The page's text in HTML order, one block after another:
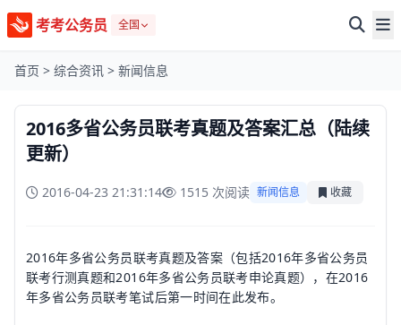
考考公务员 全国
首页 > 综合资讯 > 新闻信息
2016多省公务员联考真题及答案汇总（陆续
更新）
2016-04-23 21:31:14 1515 次阅读 新闻信息 收藏
2016年多省公务员联考真题及答案（包括2016年多省公务员
联考行测真题和2016年多省公务员联考申论真题），在2016
年多省公务员联考笔试后第一时间在此发布。